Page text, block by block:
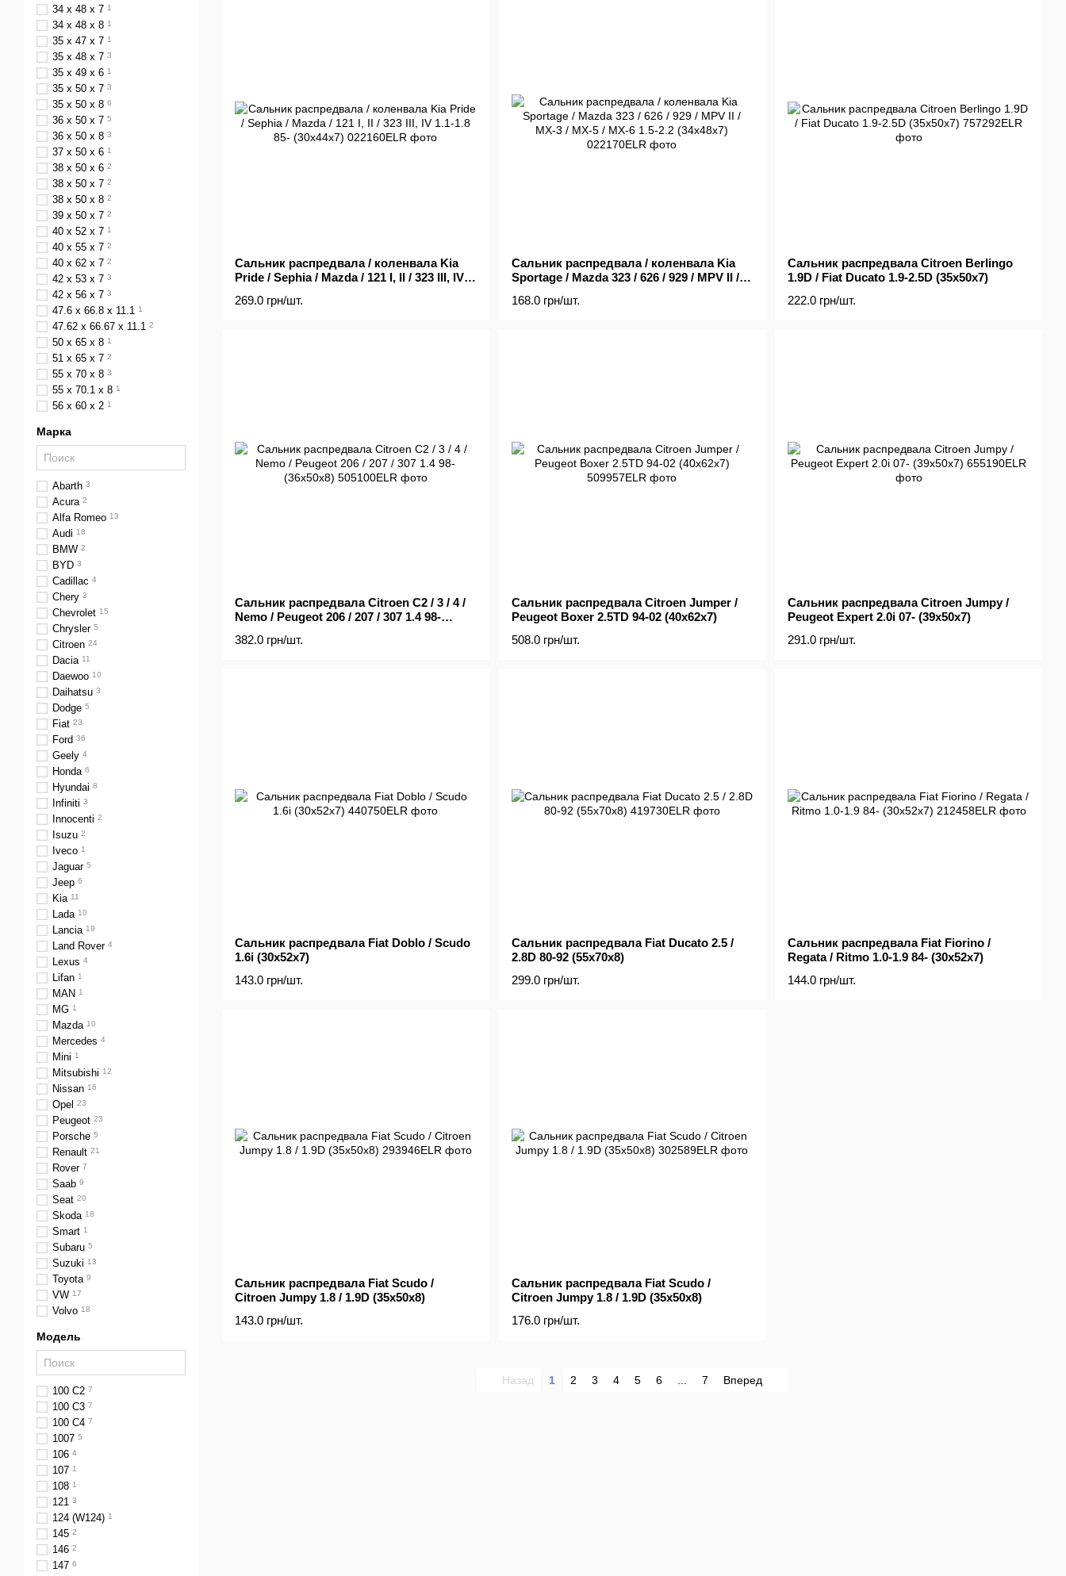
Сальник распредвала / коленвала Kia
Pride / Sephia / Mazda / 121 I, II / 323 III, IV
269.0 грн/шт.
Сальник распредвала / коленвала Kia
Sportage / Mazda 323 / 626 / 929 / MPV II /
168.0 грн/шт.
Сальник распредвала Citroen Berlingo
1.9D / Fiat Ducato 1.9-2.5D (35x50x7)
222.0 грн/шт.
Сальник распредвала Citroen C2 / 3 / 4 /
Nemo / Peugeot 206 / 207 / 307 1.4 98-
382.0 грн/шт.
Сальник распредвала Citroen Jumper /
Peugeot Boxer 2.5TD 94-02 (40x62x7)
508.0 грн/шт.
Сальник распредвала Citroen Jumpy /
Peugeot Expert 2.0i 07- (39x50x7)
291.0 грн/шт.
Сальник распредвала Fiat Doblo / Scudo
1.6i (30x52x7)
143.0 грн/шт.
Сальник распредвала Fiat Ducato 2.5 /
2.8D 80-92 (55x70x8)
299.0 грн/шт.
Сальник распредвала Fiat Fiorino /
Regata / Ritmo 1.0-1.9 84- (30x52x7)
144.0 грн/шт.
Сальник распредвала Fiat Scudo /
Citroen Jumpy 1.8 / 1.9D (35x50x8)
143.0 грн/шт.
Сальник распредвала Fiat Scudo /
Citroen Jumpy 1.8 / 1.9D (35x50x8)
176.0 грн/шт.
Назад 1 2 3 4 5 6 7 Вперед
34 x 48 x 7 1
34 x 48 x 8 1
35 x 47 x 7 1
35 x 48 x 7 3
35 x 49 x 6 1
35 x 50 x 7 3
35 x 50 x 8 6
36 x 50 x 7 5
36 x 50 x 8 3
37 x 50 x 6 1
38 x 50 x 6 2
38 x 50 x 7 2
38 x 50 x 8 2
39 x 50 x 7 2
40 x 52 x 7 1
40 x 55 x 7 2
40 x 62 x 7 2
42 x 53 x 7 3
42 x 56 x 7 3
47.6 x 66.8 x 11.1 1
47.62 x 66.67 x 11.1 2
50 x 65 x 8 1
51 x 65 x 7 2
55 x 70 x 8 3
55 x 70.1 x 8 1
56 x 60 x 2 1
Марка
Abarth 3
Acura 2
Alfa Romeo 13
Audi 18
BMW 2
BYD 3
Cadillac 4
Chery 3
Chevrolet 15
Chrysler 5
Citroen 24
Dacia 11
Daewoo 10
Daihatsu 3
Dodge 5
Fiat 23
Ford 36
Geely 4
Honda 6
Hyundai 8
Infiniti 3
Innocenti 2
Isuzu 2
Iveco 1
Jaguar 5
Jeep 6
Kia 11
Lada 10
Lancia 19
Land Rover 4
Lexus 4
Lifan 1
MAN 1
MG 1
Mazda 10
Mercedes 4
Mini 1
Mitsubishi 12
Nissan 16
Opel 23
Peugeot 23
Porsche 5
Renault 21
Rover 7
Saab 9
Seat 20
Skoda 18
Smart 1
Subaru 5
Suzuki 13
Toyota 9
VW 17
Volvo 18
Модель
100 C2 7
100 C3 7
100 C4 7
1007 5
106 4
107 1
108 1
121 3
124 (W124) 1
145 2
146 2
147 6